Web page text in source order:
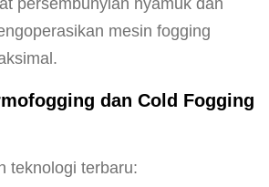
persembunyian nyamuk dan
mesin fogging
dan Cold Fogging
teknologi terbaru: